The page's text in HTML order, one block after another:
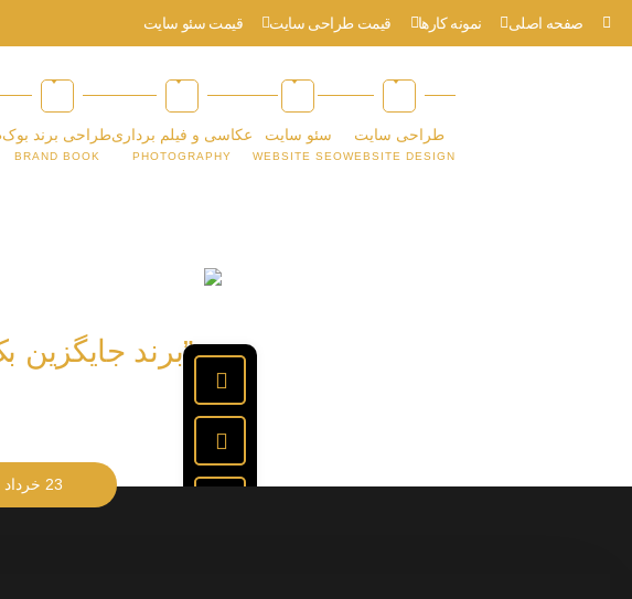
صفحه اصلی نمونه کارها قیمت طراحی سایت قیمت سئو سایت
طراحی سایت
WEBSITE DESIGN
سئو سایت
WEBSITE SEO
عکاسی و فیلم برداری
PHOTOGRAPHY
طراحی برند بوک
BRAND BOOK
”برند جایگزین
23 خرداد 1405